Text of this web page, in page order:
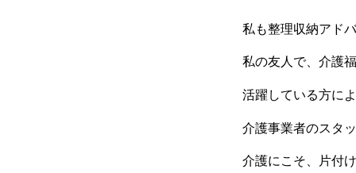
私も整理収納アド
私の友人で、介護
活躍している方に
介護事業者のスタ
介護にこそ、片付